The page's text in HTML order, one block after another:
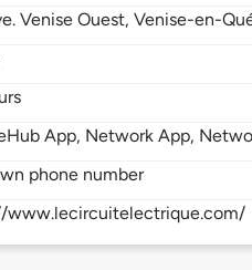
Venise Ouest,Venise-en-
App, Network App,
phone number
www.lecircuitelectrique.com/